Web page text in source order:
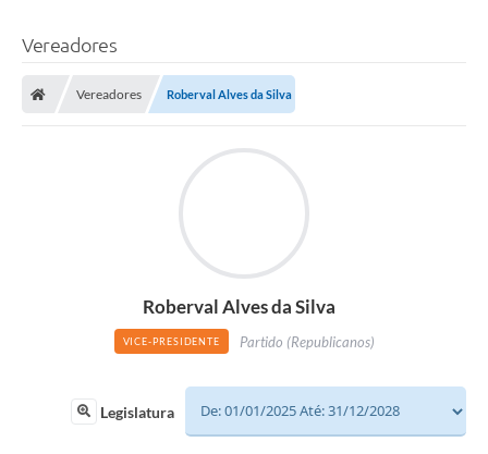
Vereadores
Vereadores Roberval Alves da Silva
Roberval Alves da Silva
VICE-PRESIDENTE Partido (Republicanos)
Legislatura